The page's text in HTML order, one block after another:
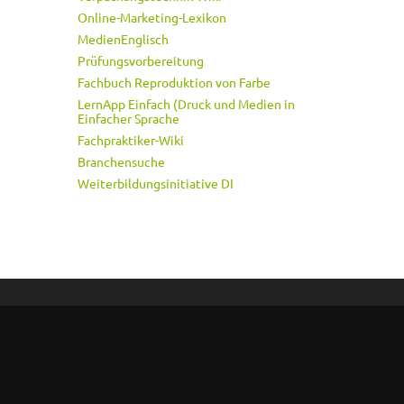
Online-Marketing-Lexikon
MedienEnglisch
Prüfungsvorbereitung
Fachbuch Reproduktion von Farbe
LernApp Einfach (Druck und Medien in
Einfacher Sprache
Fachpraktiker-Wiki
Branchensuche
Weiterbildungsinitiative DI